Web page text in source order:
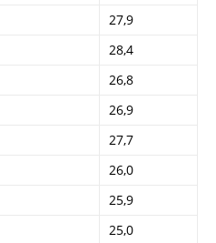
27,9
28,4
26,8
26,9
27,7
26,0
25,9
25,0